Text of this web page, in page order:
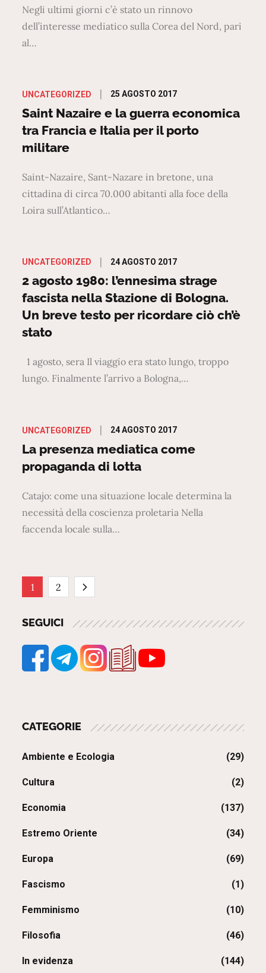
Negli ultimi giorni c’è stato un rinnovo
dell’interesse mediatico sulla Corea del Nord, pari
al…
UNCATEGORIZED
Posted
on
25 AGOSTO 2017
Saint Nazaire e la guerra economica
tra Francia e Italia per il porto
militare
Saint-Nazaire, Sant-Nazare in bretone, una
cittadina di circa 70.000 abitanti alla foce della
Loira sull’Atlantico…
UNCATEGORIZED
Posted
on
24 AGOSTO 2017
2 agosto 1980: l’ennesima strage
fascista nella Stazione di Bologna.
Un breve testo per ricordare ciò ch’è
stato
1 agosto, sera Il viaggio era stato lungo, troppo
lungo. Finalmente l’arrivo a Bologna,…
UNCATEGORIZED
Posted
on
24 AGOSTO 2017
La presenza mediatica come
propaganda di lotta
Catajo: come una situazione locale determina la
necessità della coscienza proletaria Nella
faccenda locale sulla…
Paginazione
degli
articoli
1 2
SEGUICI
CATEGORIE
Ambiente e Ecologia (29)
Cultura (2)
Economia (137)
Estremo Oriente (34)
Europa (69)
Fascismo (1)
Femminismo (10)
Filosofia (46)
In evidenza (144)